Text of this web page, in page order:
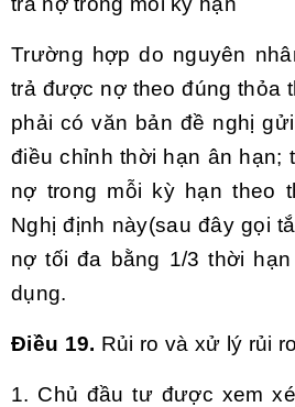
Trường hợp do nguyên
trả được nợ theo đúng thỏa
phải có văn bản đề nghị
điều chỉnh thời hạn ân hạn;
nợ trong mỗi kỳ hạn theo
Nghị định này(sau đây gọi
nợ tối đa bằng 1/3 thời
dụng.
Điều 19. Rủi ro và xử lý rủi ro
1. Chủ đầu tư được xem